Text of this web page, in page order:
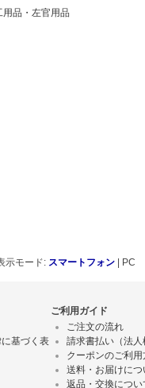
用品・左官用品
示モード: スマートフォン | PC
基づく表
ご利用ガイド
ご注文の流れ
請求書払い（法
クーポンのご利用
送料・お届けにつ
返品・交換につい